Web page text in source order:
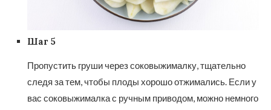
Шаг 5
Пропустить груши через соковыжималку, тщательно
следя за тем, чтобы плоды хорошо отжимались. Если у
вас соковыжималка с ручным приводом, можно немного